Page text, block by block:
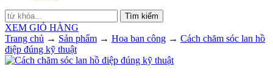
Tìm kiếm
XEM GIỎ HÀNG
Trang chủ → Sản phẩm → Hoa ban công → Cách chăm sóc lan hồ
điệp đúng kỹ thuật